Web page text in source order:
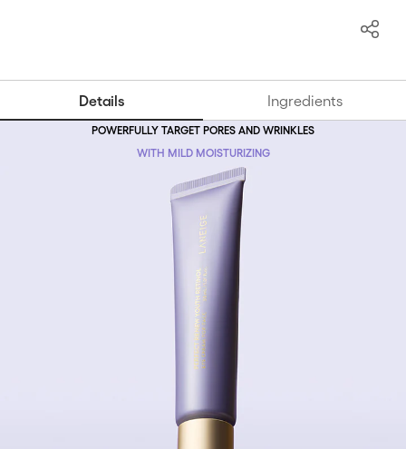
Details Ingredients
POWERFULLY TARGET PORES AND WRINKLES
WITH MILD MOISTURIZING